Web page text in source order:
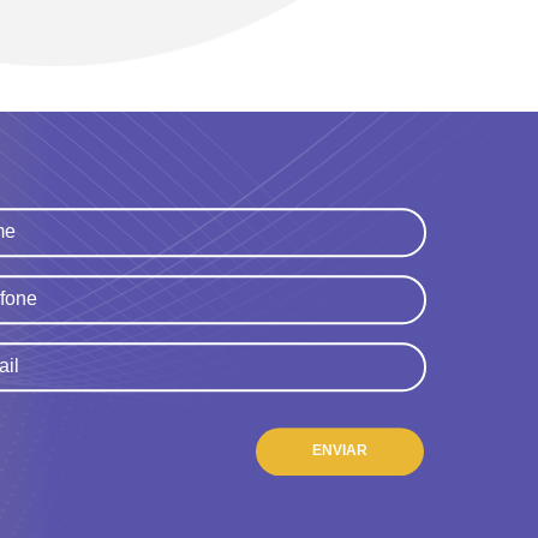
ENVIAR